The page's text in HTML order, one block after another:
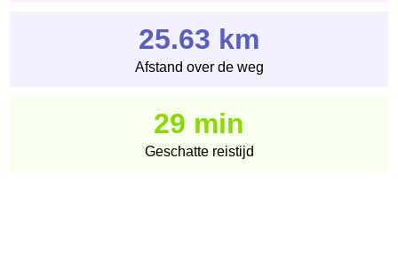
25.63 km
Afstand over de weg
29 min
Geschatte reistijd